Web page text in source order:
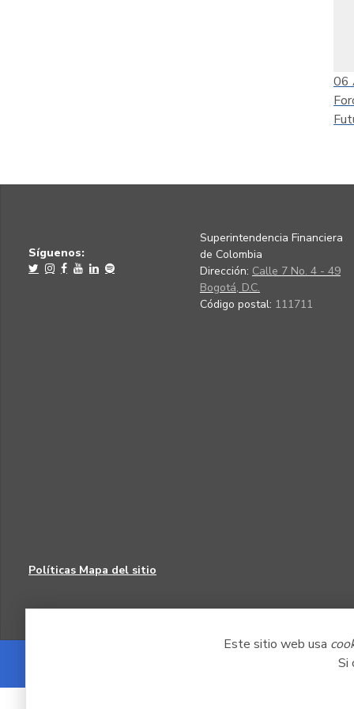
Este sitio web usa
Si
06
Síguenos:
Superintendencia Financiera
de Colombia
Dirección: Calle 7 No. 4 - 49
Bogotá, D.C.
Código postal: 111711
Políticas Mapa del sitio